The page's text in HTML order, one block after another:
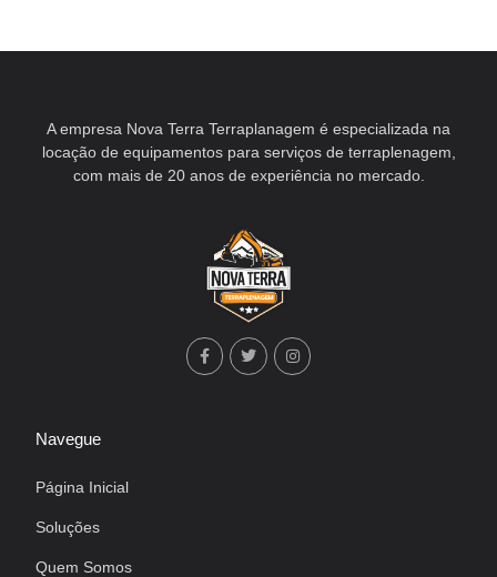
A empresa Nova Terra Terraplanagem é especializada na
locação de equipamentos para serviços de terraplenagem,
com mais de 20 anos de experiência no mercado.
Navegue
Página Inicial
Soluções
Quem Somos